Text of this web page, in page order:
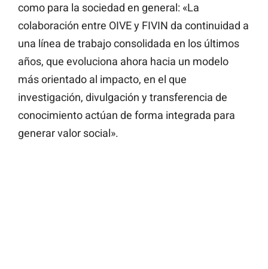
como para la sociedad en general: «La
colaboración entre OIVE y FIVIN da continuidad a
una línea de trabajo consolidada en los últimos
años, que evoluciona ahora hacia un modelo
más orientado al impacto, en el que
investigación, divulgación y transferencia de
conocimiento actúan de forma integrada para
generar valor social».